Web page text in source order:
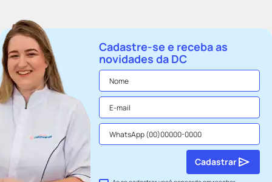
Cadastre-se e receba as
novidades da DC
Cadastrar